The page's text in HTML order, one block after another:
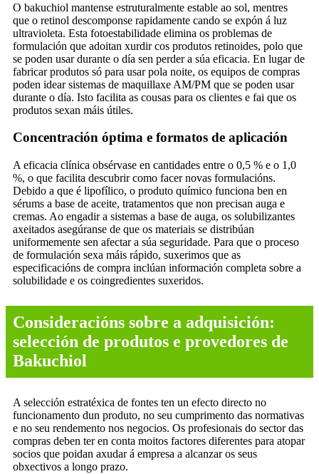
O bakuchiol mantense estruturalmente estable ao sol, mentres
que o retinol descomponse rapidamente cando se expón á luz
ultravioleta. Esta fotoestabilidade elimina os problemas de
formulación que adoitan xurdir cos produtos retinoides, polo que
se poden usar durante o día sen perder a súa eficacia. En lugar de
fabricar produtos só para usar pola noite, os equipos de compras
poden idear sistemas de maquillaxe AM/PM que se poden usar
durante o día. Isto facilita as cousas para os clientes e fai que os
produtos sexan máis útiles.
Concentración óptima e formatos de aplicación
A eficacia clínica obsérvase en cantidades entre o 0,5 % e o 1,0
%, o que facilita descubrir como facer novas formulacións.
Debido a que é lipofílico, o produto químico funciona ben en
sérums a base de aceite, tratamentos que non precisan auga e
cremas. Ao engadir a sistemas a base de auga, os solubilizantes
axeitados asegúranse de que os materiais se distribúan
uniformemente sen afectar a súa seguridade. Para que o proceso
de formulación sexa máis rápido, suxerimos que as
especificacións de compra inclúan información completa sobre a
solubilidade e os coingredientes suxeridos.
Consideracións sobre a adquisición:
selección de produtos e provedores de
Bakuchiol
A selección estratéxica de fontes ten un efecto directo no
funcionamento dun produto, no seu cumprimento das normativas
e no seu rendemento nos negocios. Os profesionais do sector das
compras deben ter en conta moitos factores diferentes para atopar
socios que poidan axudar á empresa a alcanzar os seus
obxectivos a longo prazo.